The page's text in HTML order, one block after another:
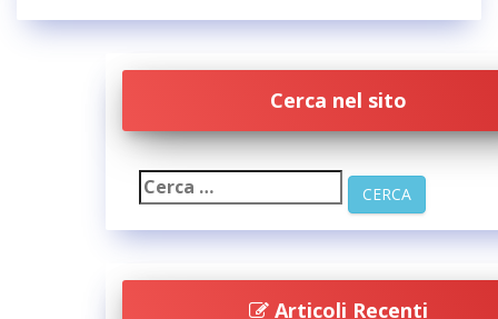
Cerca nel sito
Articoli Recenti